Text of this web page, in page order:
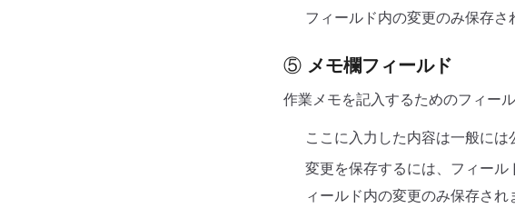
フィールド内の変更のみ保存さ
⑤ メモ欄フィールド
作業メモを記入するためのフィール
ここに入力した内容は一般には
変更を保存するには、フィー
ィールド内の変更のみ保存され